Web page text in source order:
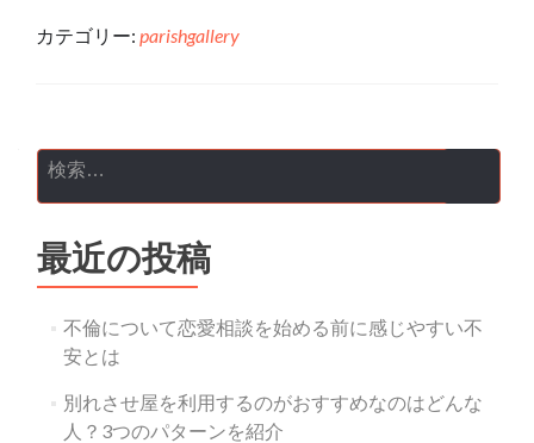
カテゴリー: parishgallery
投稿ナビゲーション
検索:
最近の投稿
不倫について恋愛相談を始める前に感じやすい不
安とは
別れさせ屋を利用するのがおすすめなのはどんな
人？3つのパターンを紹介